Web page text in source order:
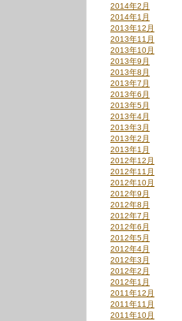
2014年2月
2014年1月
2013年12月
2013年11月
2013年10月
2013年9月
2013年8月
2013年7月
2013年6月
2013年5月
2013年4月
2013年3月
2013年2月
2013年1月
2012年12月
2012年11月
2012年10月
2012年9月
2012年8月
2012年7月
2012年6月
2012年5月
2012年4月
2012年3月
2012年2月
2012年1月
2011年12月
2011年11月
2011年10月